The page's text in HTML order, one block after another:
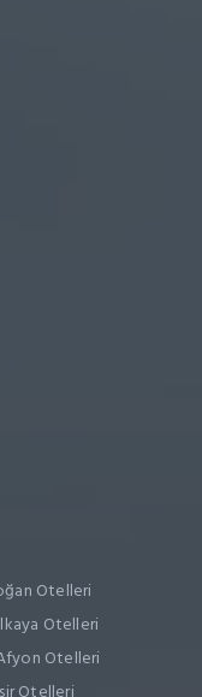
Otelleri
Otelleri
Otelleri